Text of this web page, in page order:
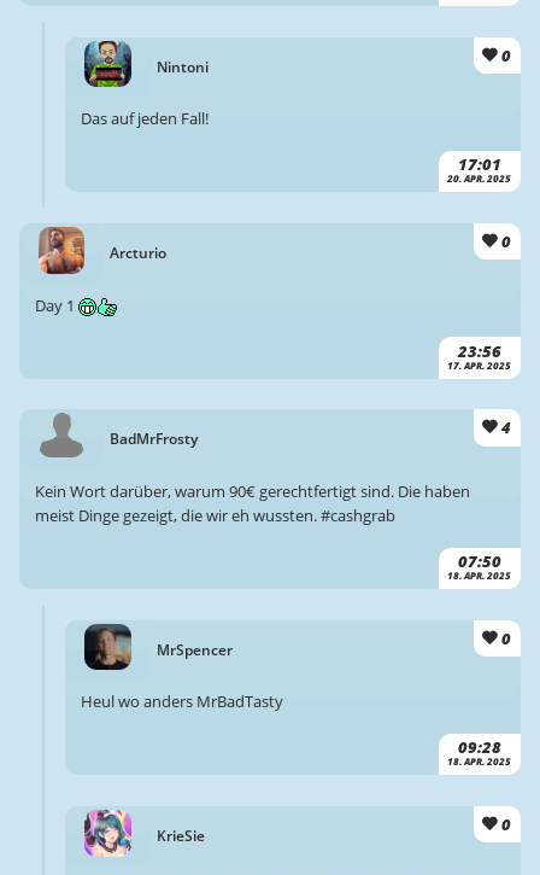
Nintoni
0
17:01
20. APR. 2025
Das auf jeden Fall!
Arcturio
0
23:56
17. APR. 2025
Day 1
BadMrFrosty 4
07:50
18. APR. 2025
Kein Wort darüber, warum 90€ gerechtfertigt sind. Die haben
meist Dinge gezeigt, die wir eh wussten. #cashgrab
MrSpencer
0
09:28
18. APR. 2025
Heul wo anders MrBadTasty
KrieSie
0